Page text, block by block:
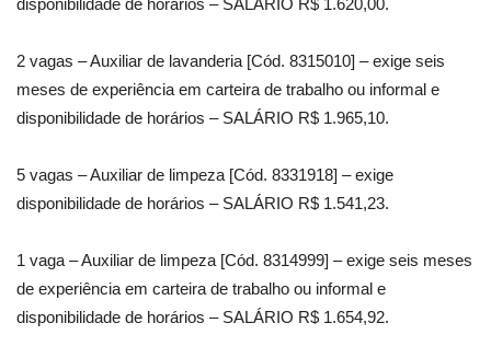
disponibilidade de horários – SALÁRIO R$ 1.620,00.
2 vagas – Auxiliar de lavanderia [Cód. 8315010] – exige seis
meses de experiência em carteira de trabalho ou informal e
disponibilidade de horários – SALÁRIO R$ 1.965,10.
5 vagas – Auxiliar de limpeza [Cód. 8331918] – exige
disponibilidade de horários – SALÁRIO R$ 1.541,23.
1 vaga – Auxiliar de limpeza [Cód. 8314999] – exige seis meses
de experiência em carteira de trabalho ou informal e
disponibilidade de horários – SALÁRIO R$ 1.654,92.